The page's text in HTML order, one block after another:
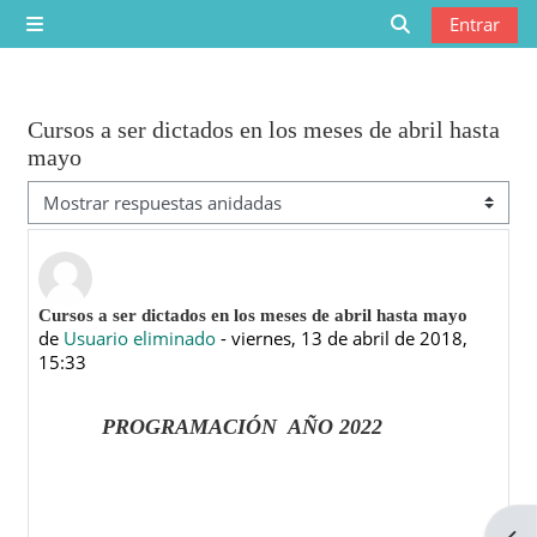
Saltar al contenido principal
Panel lateral
Selector de
Entrar
Cursos a ser dictados en los meses de abril hasta
mayo
Mostrar modo
Cursos a ser dictados en los meses de abril hasta mayo
de Usuario eliminado - viernes, 13 de abril de 2018,
15:33
Número de respuestas: 0
PROGRAMACIÓN AÑO 2022